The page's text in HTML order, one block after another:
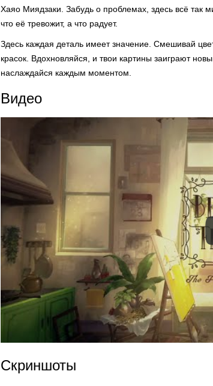
Хаяо Миядзаки. Забудь о проблемах, здесь всё так
что её тревожит, а что радует.
Здесь каждая деталь имеет значение. Смешивай
красок. Вдохновляйся, и твои картины заиграют
наслаждайся каждым моментом.
Видео
Скриншоты